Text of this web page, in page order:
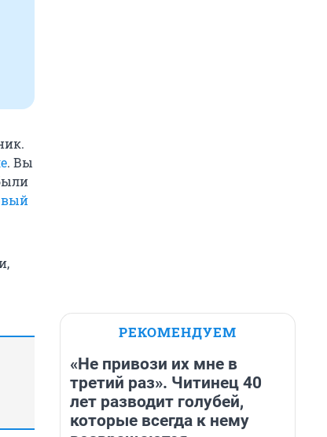
. Вы
РЕКОМЕНДУЕМ
«Не привози их мне в
третий раз». Читинец 40
лет разводит голубей,
которые всегда к нему